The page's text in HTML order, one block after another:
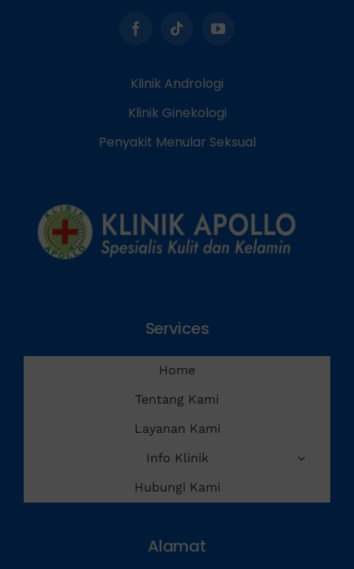
Klinik Andrologi
Klinik Ginekologi
Penyakit Menular Seksual
Services
Home
Tentang Kami
Layanan Kami
Info Klinik
Hubungi Kami
Alamat